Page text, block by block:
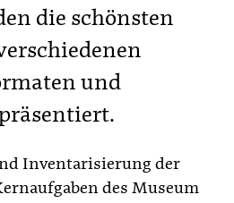
die schönsten
und
Inventarisierung der
des Museum